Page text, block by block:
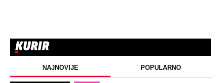
NAJNOVIJE POPULARNO